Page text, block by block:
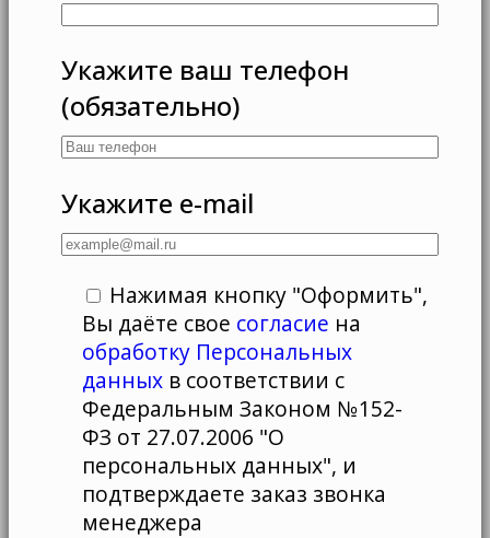
Укажите ваш телефон
(обязательно)
Укажите e-mail
Нажимая кнопку "Оформить",
Вы даёте свое согласие на
обработку Персональных
данных в соответствии с
Федеральным Законом №152-
ФЗ от 27.07.2006 "О
персональных данных", и
подтверждаете заказ звонка
менеджера